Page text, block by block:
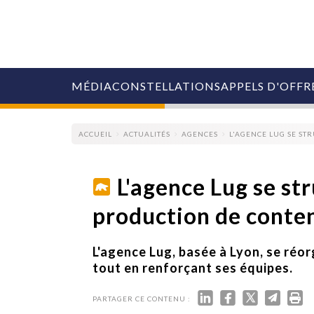
MÉDIA
COLLECTIVITÉS
MARQUES
AGENCES
RETAIL
MÉDIAS
ÉVÉNEMENTIELS
CONSTELLATIONSAPPELS
ACCUEIL ACTUALITÉS AGENCES L'AGENCE LUG SE
L'agence Lug se
production de
L'agence Lug, basée à Lyon, se
tout en renforçant ses équipes.
PARTAGER CE CONTENU :